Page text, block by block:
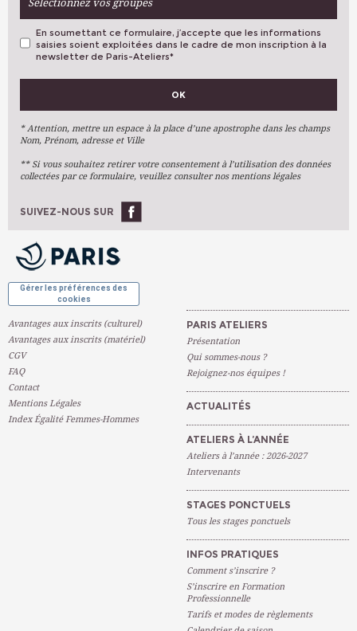
Sélectionnez vos groupes
VOS PRÉFÉRENCES
Arts Plastiques
Arts Du Texte
Arts Numériques
Ateliers À L'année
En soumettant ce formulaire, j’accepte que les informations
saisies soient exploitées dans le cadre de mon inscription à la
newsletter de Paris-Ateliers*
OK
* Attention, mettre un espace à la place d’une apostrophe dans les champs
Nom, Prénom, adresse et Ville
** Si vous souhaitez retirer votre consentement à l’utilisation des données
collectées par ce formulaire, veuillez consulter nos mentions légales
SUIVEZ-NOUS SUR
Gérer les préférences des
cookies
Avantages aux inscrits (culturel)
Avantages aux inscrits (matériel)
CGV
FAQ
Contact
Mentions Légales
Index Égalité Femmes-Hommes
PARIS ATELIERS
Présentation
Qui sommes-nous ?
Rejoignez-nos équipes !
ACTUALITÉS
ATELIERS À L’ANNÉE
Ateliers à l’année : 2026-2027
Intervenants
STAGES PONCTUELS
Tous les stages ponctuels
INFOS PRATIQUES
Comment s’inscrire ?
S’inscrire en Formation
Professionnelle
Tarifs et modes de règlements